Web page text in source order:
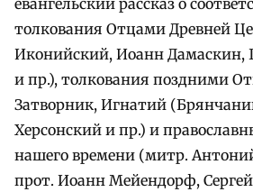
евангельский рассказ о
толкования Отцами Древней
Иконийский, Иоанн Дамаскин,
и пр.), толкования поздними
Затворник, Игнатий
Херсонский и пр.) и
нашего времени (митр.
прот. Иоанн Мейендорф,